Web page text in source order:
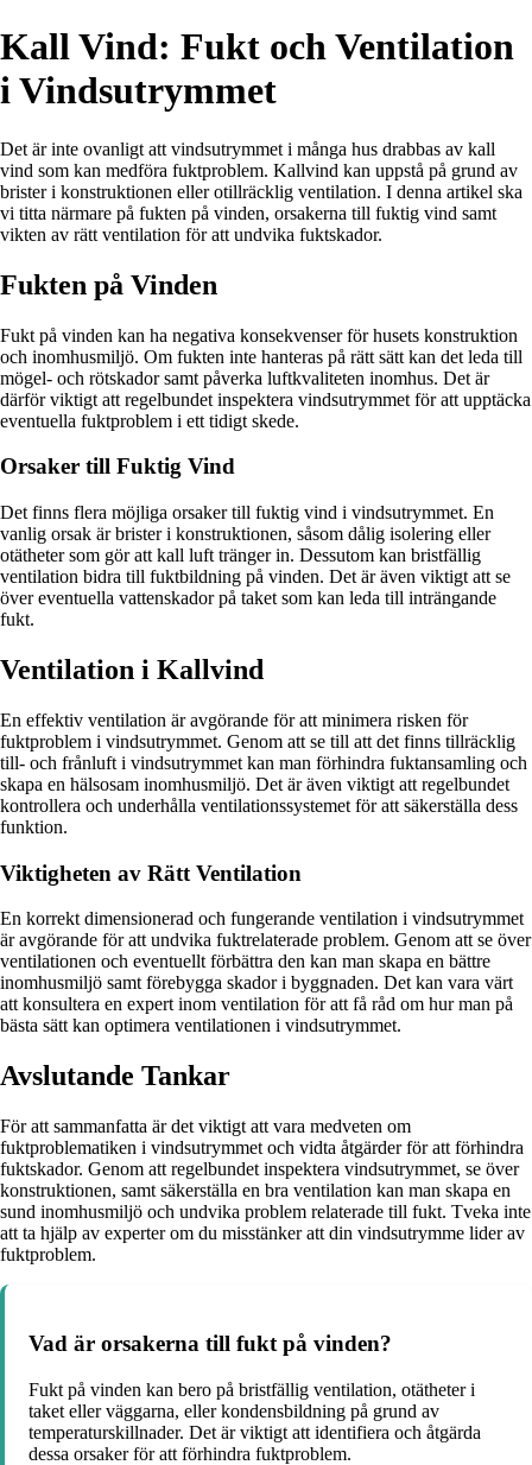
Kall Vind: Fukt och Ventilation
i Vindsutrymmet
Det är inte ovanligt att vindsutrymmet i många hus drabbas av kall
vind som kan medföra fuktproblem. Kallvind kan uppstå på grund av
brister i konstruktionen eller otillräcklig ventilation. I denna artikel ska
vi titta närmare på fukten på vinden, orsakerna till fuktig vind samt
vikten av rätt ventilation för att undvika fuktskador.
Fukten på Vinden
Fukt på vinden kan ha negativa konsekvenser för husets konstruktion
och inomhusmiljö. Om fukten inte hanteras på rätt sätt kan det leda till
mögel- och rötskador samt påverka luftkvaliteten inomhus. Det är
därför viktigt att regelbundet inspektera vindsutrymmet för att upptäcka
eventuella fuktproblem i ett tidigt skede.
Orsaker till Fuktig Vind
Det finns flera möjliga orsaker till fuktig vind i vindsutrymmet. En
vanlig orsak är brister i konstruktionen, såsom dålig isolering eller
otätheter som gör att kall luft tränger in. Dessutom kan bristfällig
ventilation bidra till fuktbildning på vinden. Det är även viktigt att se
över eventuella vattenskador på taket som kan leda till inträngande
fukt.
Ventilation i Kallvind
En effektiv ventilation är avgörande för att minimera risken för
fuktproblem i vindsutrymmet. Genom att se till att det finns tillräcklig
till- och frånluft i vindsutrymmet kan man förhindra fuktansamling och
skapa en hälsosam inomhusmiljö. Det är även viktigt att regelbundet
kontrollera och underhålla ventilationssystemet för att säkerställa dess
funktion.
Viktigheten av Rätt Ventilation
En korrekt dimensionerad och fungerande ventilation i vindsutrymmet
är avgörande för att undvika fuktrelaterade problem. Genom att se över
ventilationen och eventuellt förbättra den kan man skapa en bättre
inomhusmiljö samt förebygga skador i byggnaden. Det kan vara värt
att konsultera en expert inom ventilation för att få råd om hur man på
bästa sätt kan optimera ventilationen i vindsutrymmet.
Avslutande Tankar
För att sammanfatta är det viktigt att vara medveten om
fuktproblematiken i vindsutrymmet och vidta åtgärder för att förhindra
fuktskador. Genom att regelbundet inspektera vindsutrymmet, se över
konstruktionen, samt säkerställa en bra ventilation kan man skapa en
sund inomhusmiljö och undvika problem relaterade till fukt. Tveka inte
att ta hjälp av experter om du misstänker att din vindsutrymme lider av
fuktproblem.
Vad är orsakerna till fukt på vinden?
Fukt på vinden kan bero på bristfällig ventilation, otätheter i
taket eller väggarna, eller kondensbildning på grund av
temperaturskillnader. Det är viktigt att identifiera och åtgärda
dessa orsaker för att förhindra fuktproblem.